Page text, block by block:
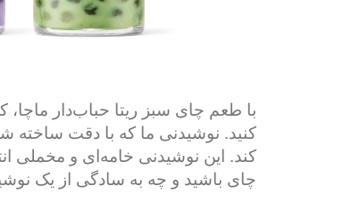
با طعم چای سبز ریتا حباب‌دار
کنید. نوشیدنی ما که با دقت
کند. این نوشیدنی خامه‌ای و مخملی
چای باشید و چه به سادگی از یک